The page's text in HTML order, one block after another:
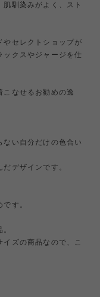
馴染みがよく、スト
やセレクトショップが
ックスやジャージを仕
こなせるお勧めの逸
い自分だけの色合い
デザインです。
す。
ズの商品なので、こ